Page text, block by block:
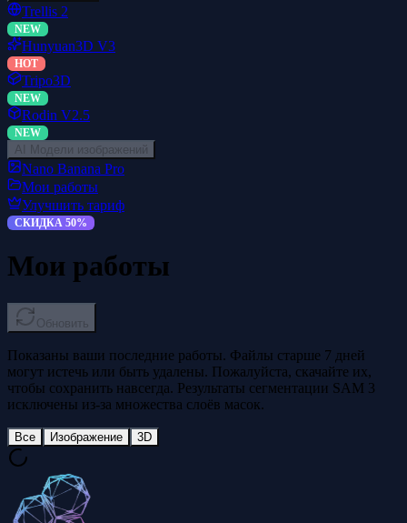
Trellis 2
NEW
Hunyuan3D V3
HOT
Tripo3D
NEW
Rodin V2.5
NEW
AI Модели изображений
Nano Banana Pro
Мои работы
Улучшить тариф
СКИДКА 50%
Мои работы
Обновить
Показаны ваши последние работы. Файлы старше 7 дней
могут истечь или быть удалены. Пожалуйста, скачайте их,
чтобы сохранить навсегда. Результаты сегментации SAM 3
исключены из-за множества слоёв масок.
Все Изображение 3D